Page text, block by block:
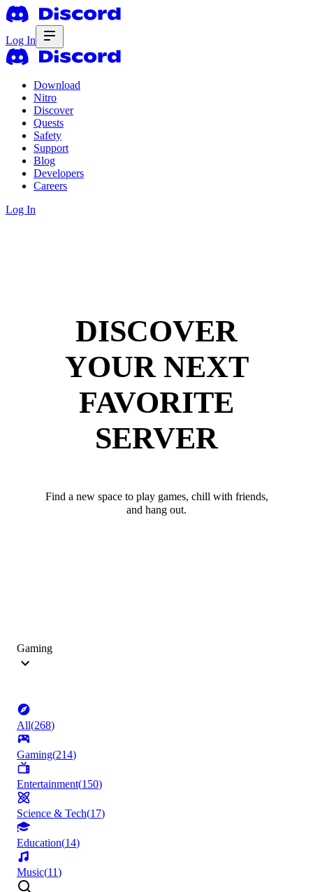
Log In
Download
Nitro
Discover
Quests
Safety
Support
Blog
Developers
Careers
Log In
DISCOVER
YOUR NEXT
FAVORITE
SERVER
Find a new space to play games, chill with friends,
and hang out.
Gaming
All(268)
Gaming(214)
Entertainment(150)
Science & Tech(17)
Education(14)
Music(11)